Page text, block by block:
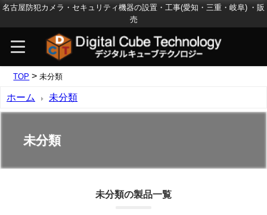
名古屋防犯カメラ・セキュリティ機器の設置・工事(愛知・三重・岐阜) ・販
売
TOP >未分類
ホーム 未分類
未分類
未分類の製品一覧